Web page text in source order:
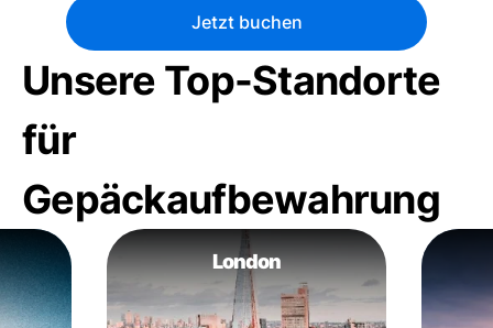
Jetzt buchen
Unsere Top-Standorte
für
Gepäckaufbewahrung
London